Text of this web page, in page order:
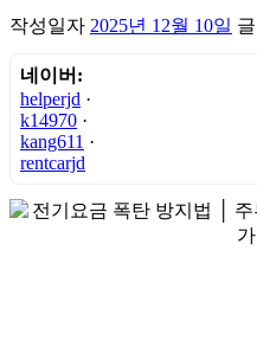
작성일자 2025년 12월 10일
네이버:
helperjd ·
k14970 ·
kang611 ·
rentcarjd